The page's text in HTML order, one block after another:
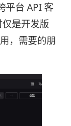
平台 API 客
是开发版
，需要的朋